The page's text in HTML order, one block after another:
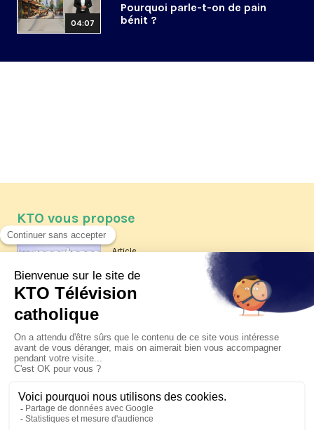
04:07
Pourquoi parle-t-on de pain
bénit ?
KTO vous propose
Article
Les reportages d'été 2026 de KTO
La visite pastorale du pape Léon
XIV à Assise à suivre sur KTO le
jeudi 6 août
Le pape en Uruguay, Argentine et
Pérou du 6 au 17 novembre 2026